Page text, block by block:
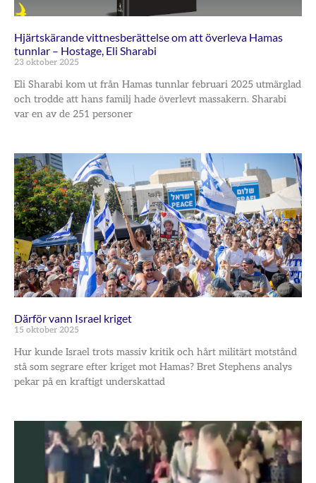
Hjärtskärande vittnesberättelse om att överleva Hamas
tunnlar – Hostage, Eli Sharabi
23 oktober 2025
Eli Sharabi kom ut från Hamas tunnlar februari 2025 utmärglad
och trodde att hans familj hade överlevt massakern. Sharabi
var en av de 251 personer
Därför vann Israel kriget
15 oktober 2025
Hur kunde Israel trots massiv kritik och hårt militärt motstånd
stå som segrare efter kriget mot Hamas? Bret Stephens analys
pekar på en kraftigt underskattad